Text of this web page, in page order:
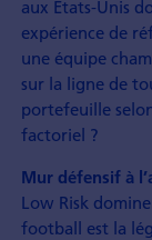
aux États-Unis
expérience de
une équipe
sur la ligne de
portefeuille
factoriel ?
Mur défensif à
Low Risk
football est la